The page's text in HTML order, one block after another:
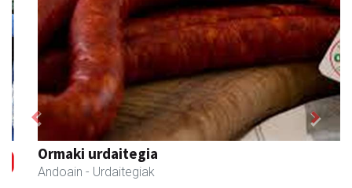
Ormaki urdaitegia
Andoain - Urdaitegiak
Previous Next